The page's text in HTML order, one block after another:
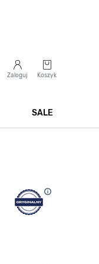
Zaloguj Koszyk
SALE